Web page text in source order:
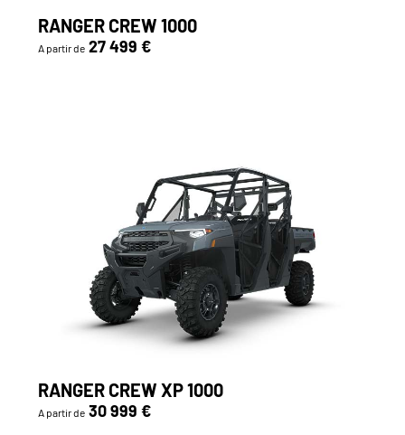
RANGER CREW 1000
A partir de 27 499 €
RANGER CREW XP 1000
A partir de 30 999 €